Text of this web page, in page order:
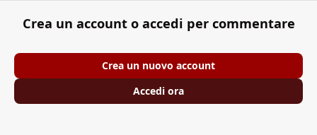
Crea un account o accedi per commentare
Crea un nuovo account
Accedi ora